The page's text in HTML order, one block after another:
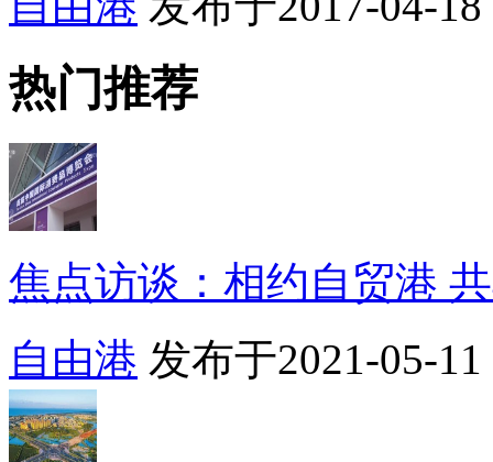
热门推荐
焦点访谈：相约自贸港
自由港 发布于2021-05-11